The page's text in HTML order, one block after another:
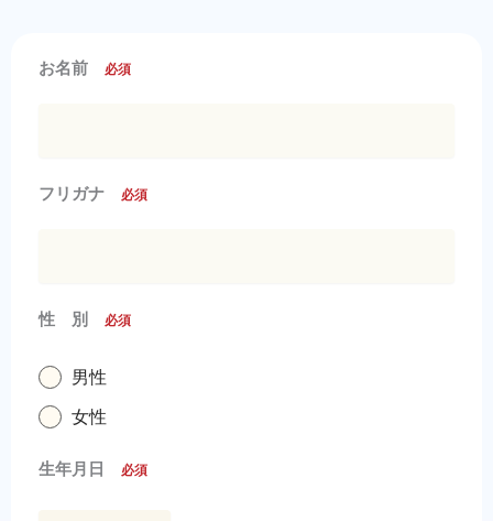
お名前 必須
フリガナ 必須
性 別 必須
男性
女性
生年月日 必須